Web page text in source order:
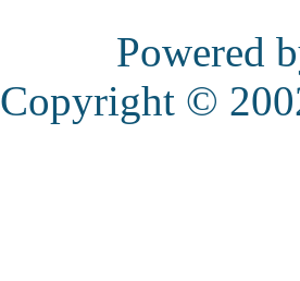
Powered
Copyright ©